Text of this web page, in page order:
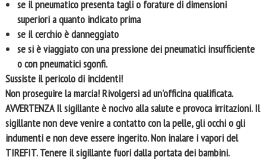
se il pneumatico presenta tagli o forature di dimensioni
superiori a quanto indicato prima
se il cerchio è danneggiato
se si è viaggiato con una pressione dei pneumatici insufficiente
o con pneumatici sgonfi.
Sussiste il pericolo di incidenti!
Non proseguire la marcia! Rivolgersi ad un'officina qualificata.
AVVERTENZAIl sigillante è nocivo alla salute e provoca irritazioni. Il
sigillante non deve venire a contatto con la pelle, gli occhi o gli
indumenti e non deve essere ingerito. Non inalare i vapori del
TIREFIT. Tenere il sigillante fuori dalla portata dei bambini.